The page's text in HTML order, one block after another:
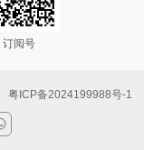
订阅号
粤ICP备2024199988号-1